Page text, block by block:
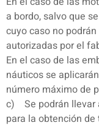
a bordo, salvo que
cuyo caso no
autorizadas por el
En el caso de las
náuticos se
número máximo de
c) Se podrán llevar
para la obtención